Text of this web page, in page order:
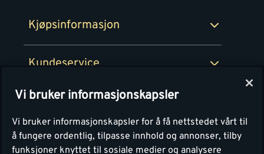
Kjøpsinformasjon
Kundeservice
Montér
Personvern
Vi bruker informasjonskapsler
Vi bruker informasjonskapsler for å få nettstedet vårt til
å fungere ordentlig, tilpasse innhold og annonser, tilby
funksjoner knyttet til sosiale medier og analysere